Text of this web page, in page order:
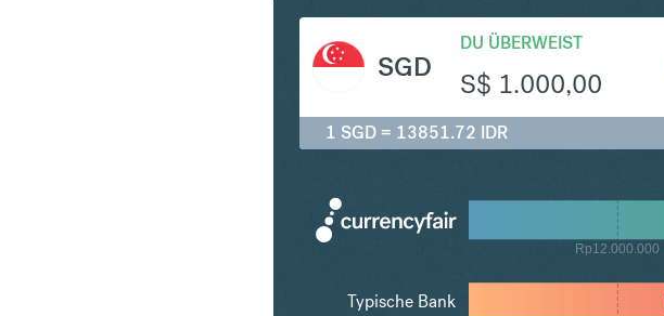
SGD
DU ÜBERWEIST
S$ 1.000,00
1 SGD = 13851.72 IDR
Rp12.000.000
Typische Bank